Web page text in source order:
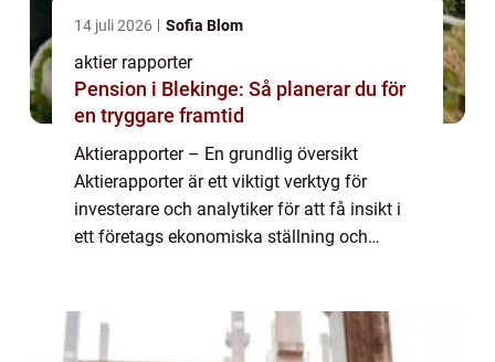
14 juli 2026 Sofia Blom
aktier rapporter
Pension i Blekinge: Så planerar du för
en tryggare framtid
Aktierapporter – En grundlig översikt
Aktierapporter är ett viktigt verktyg för
investerare och analytiker för att få insikt i
ett företags ekonomiska ställning och